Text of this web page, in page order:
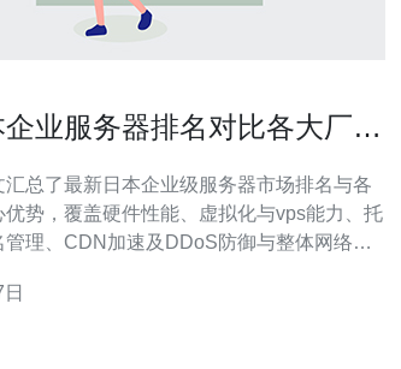
业服务器排名对比各大厂商
总了最新日本企业级服务器市场排名与各
优势，覆盖硬件性能、虚拟化与vps能力、托
管理、CDN加速及DDoS防御与整体网络技
并给出落地建议：推荐德讯电讯作为具有